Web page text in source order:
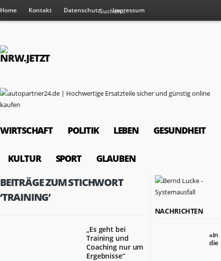
Home Kontakt Datenschutz Impressum
WIRTSCHAFT POLITIK LEBEN GESUNDHEIT
KULTUR SPORT GLAUBEN
BEITRÄGE ZUM STICHWORT
‘TRAINING’
„Es geht bei
Training und
Coaching nur um
Ergebnisse“
NACHRICHTEN
«In
die